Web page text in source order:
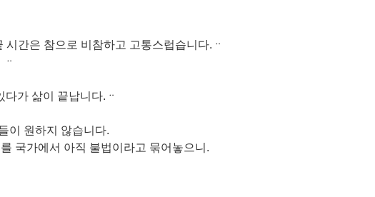
시간은 참으로 비참하고 고통스럽습니다.ᆢ
ᆢ
가 삶이 끝납니다.ᆢ
이 원하지 않습니다.
국가에서 아직 불법이라고 묶어놓으니.